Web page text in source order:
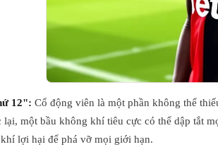
12": Cổ động viên là một phần không thể
lại, một bầu không khí tiêu cực có thể dập tắt
lợi hại để phá vỡ mọi giới hạn.